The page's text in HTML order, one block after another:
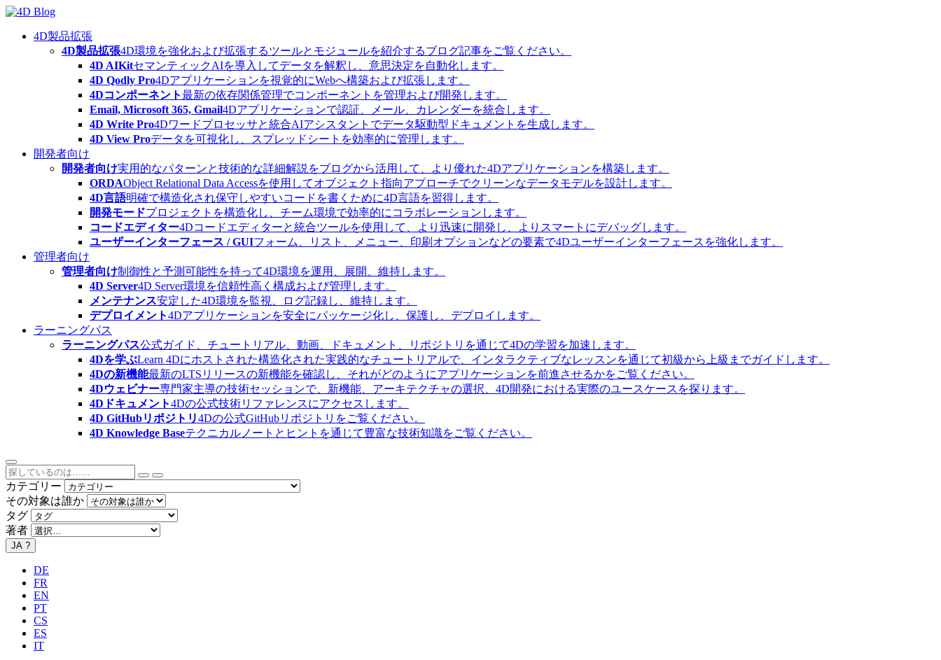
Skip
content4D製品拡張
4D製品拡張4D環境を強化および拡張するツールとモジュールを紹介するブログ記事をご覧ください。
4D AIKitセマンティックAIを導入してデータを解釈し、意思決定を自動化します。
4D Qodly Pro4Dアプリケーションを視覚的にWebへ構築および拡張します。
4Dコンポーネント最新の依存関係管理でコンポーネントを管理および開発します。
Email, Microsoft 365, Gmail4Dアプリケーションで認証、メール、カレンダーを統合します。
4D Write Pro4Dワードプロセッサと統合AIアシスタントでデータ駆動型ドキュメントを生成します。
4D View Proデータを可視化し、スプレッドシートを効率的に管理します。
開発者向け
開発者向け実用的なパターンと技術的な詳細解説をブログから活用して、より優れた4Dアプリケーションを構築します。
ORDAObject Relational Data Accessを使用してオブジェクト指向アプローチでクリーンなデータモデルを設計します。
4D言語明確で構造化され保守しやすいコードを書くために4D言語を習得します。
開発モードプロジェクトを構造化し、チーム環境で効率的にコラボレーションします。
コードエディター4Dコードエディターと統合ツールを使用して、より迅速に開発し、よりスマートにデバッグします。
ユーザーインターフェース / GUIフォーム、リスト、メニュー、印刷オプションなどの要素で4Dユーザーインターフェースを強化します。
管理者向け
管理者向け制御性と予測可能性を持って4D環境を運用、展開、維持します。
4D Server4D Server環境を信頼性高く構成および管理します。
メンテナンス安定した4D環境を監視、ログ記録し、維持します。
デプロイメント4Dアプリケーションを安全にパッケージ化し、保護し、デプロイします。
ラーニングパス
ラーニングパス公式ガイド、チュートリアル、動画、ドキュメント、リポジトリを通じて4Dの学習を加速します。
4Dを学ぶLearn 4Dにホストされた構造化された実践的なチュートリアルで、インタラクティブなレッスンを通じて初級から上級までガイドします。
4Dの新機能最新のLTSリリースの新機能を確認し、それがどのようにアプリケーションを前進させるかをご覧ください。
4Dウェビナー専門家主導の技術セッションで、新機能、アーキテクチャの選択、4D開発における実際のユースケースを探ります。
4Dドキュメント4Dの公式技術リファレンスにアクセスします。
4D GitHubリポジトリ4Dの公式GitHubリポジトリをご覧ください。
4D Knowledge Baseテクニカルノートとヒントを通じて豊富な技術知識をご覧ください。
カテゴリー
その対象は誰か
タグ
著者
JA ?
DE
FR
EN
PT
CS
ES
IT